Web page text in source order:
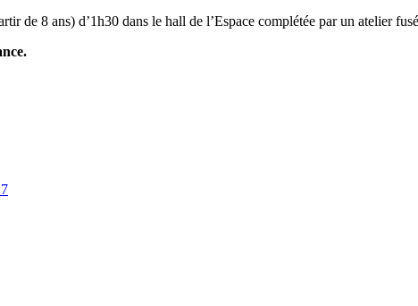
de 8 ans) d’1h30 dans le hall de l’Espace complétée par un atelier